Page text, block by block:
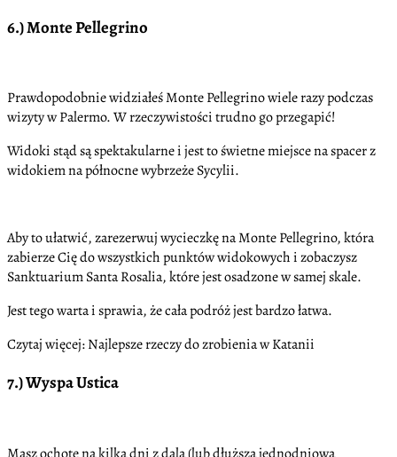
6.) Monte Pellegrino
Prawdopodobnie widziałeś Monte Pellegrino wiele razy podczas
wizyty w Palermo. W rzeczywistości trudno go przegapić!
Widoki stąd są spektakularne i jest to świetne miejsce na spacer z
widokiem na północne wybrzeże Sycylii.
Aby to ułatwić, zarezerwuj wycieczkę na Monte Pellegrino, która
zabierze Cię do wszystkich punktów widokowych i zobaczysz
Sanktuarium Santa Rosalia, które jest osadzone w samej skale.
Jest tego warta i sprawia, że cała podróż jest bardzo łatwa.
Czytaj więcej: Najlepsze rzeczy do zrobienia w Katanii
7.) Wyspa Ustica